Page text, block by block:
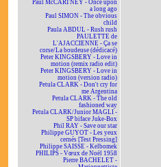
Paul McCARTNEY - Once upon
a long ago
Paul SIMON - The obvious
child
Paula ABDUL - Rush rush
PAULETTE de
L'AJACCIENNE - Ça se
corse/La boudeuse (dédicacé)
Peter KINGSBERY - Love in
motion (remix radio edit)
Peter KINGSBERY - Love in
motion (version radio)
Petula CLARK - Don't cry for
me Argentina
Petula CLARK - The old
fashioned way
Petula CLARK/Junior MAGLI -
SP biface Juke-Box
Phil RAY - Save our star
Philippe GUYOT - Les yeux
cernés [Test Pressing]
Philippe SAISSE - Kelbomek
PHILIPS - Vœux de Noël 1958
Pierre BACHELET -